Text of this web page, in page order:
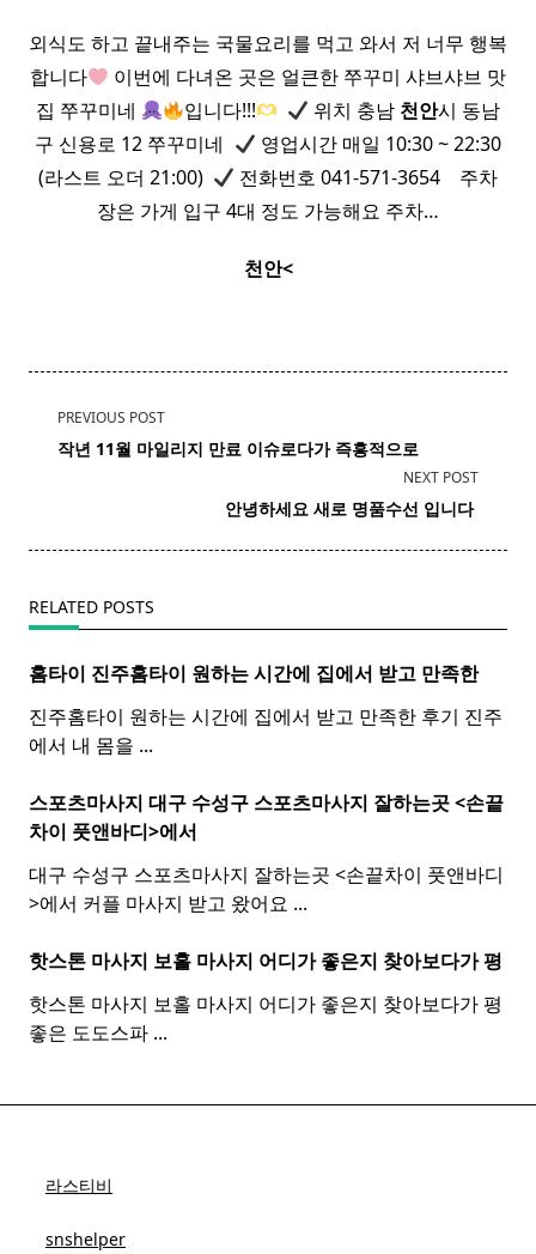
외식도 하고 끝내주는 국물요리를 먹고 와서 저 너무 행복
합니다
이번에 다녀온 곳은 얼큰한 쭈꾸미 샤브샤브 맛
집 쭈꾸미네
입니다!!! 위치 충남 천안시 동남
구 신용로 12 쭈꾸미네 ​
영업시간 매일 10:30 ~ 22:30
(라스트 오더 21:00) ​
전화번호 041-571-3654 ​ ​ ​ 주차
장은 가게 입구 4대 정도 가능해요 주차…
천안<
<span
class="nav-
text">Page</span>
PREVIOUS POST
작년 11월 마일리지 만료 이슈로다가 즉흥적으로
NEXT POST
​ 안녕하세요 새로 명품수선 입니다 ​
RELATED POSTS
홈타이 진주홈타이 원하는 시간에 집에서 받고 만족한
진주홈타이 원하는 시간에 집에서 받고 만족한 후기 진주
에서 내 몸을 ...
스포츠마사지 대구 수성구 스포츠마사지 잘하는곳 <손끝
차이 풋앤바디>에서
대구 수성구 스포츠마사지 잘하는곳 <손끝차이 풋앤바디
>에서 커플 마사지 받고 왔어요 ...
핫스톤 마사지 보홀 마사지 어디가 좋은지 찾아보다가 평
핫스톤 마사지 보홀 마사지 어디가 좋은지 찾아보다가 평
좋은 도도스파 ...
라스티비
snshelper